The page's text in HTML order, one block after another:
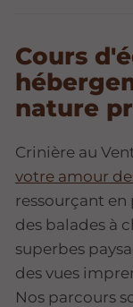
Cours
nature
Crinière au
votre amour
ressourçant
des balades à
superbes
des vues
Nos parcours